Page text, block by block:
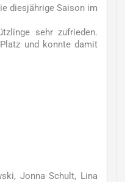
diesjährige Saison im
sehr zufrieden.
und konnte damit
Jonna Schult, Lina